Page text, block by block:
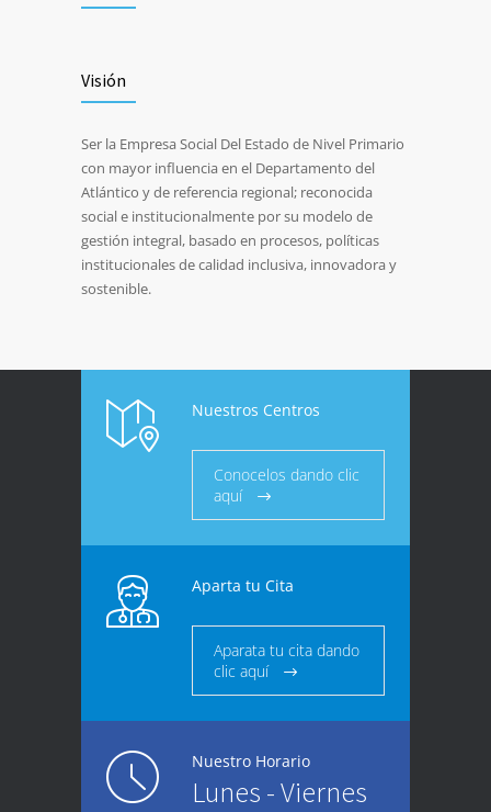
Visión
Ser la Empresa Social Del Estado de Nivel Primario
con mayor influencia en el Departamento del
Atlántico y de referencia regional; reconocida
social e institucionalmente por su modelo de
gestión integral, basado en procesos, políticas
institucionales de calidad inclusiva, innovadora y
sostenible.
Nuestros Centros
Conocelos dando clic
aquí
Aparta tu Cita
Aparata tu cita dando
clic aquí
Nuestro Horario
Lunes - Viernes